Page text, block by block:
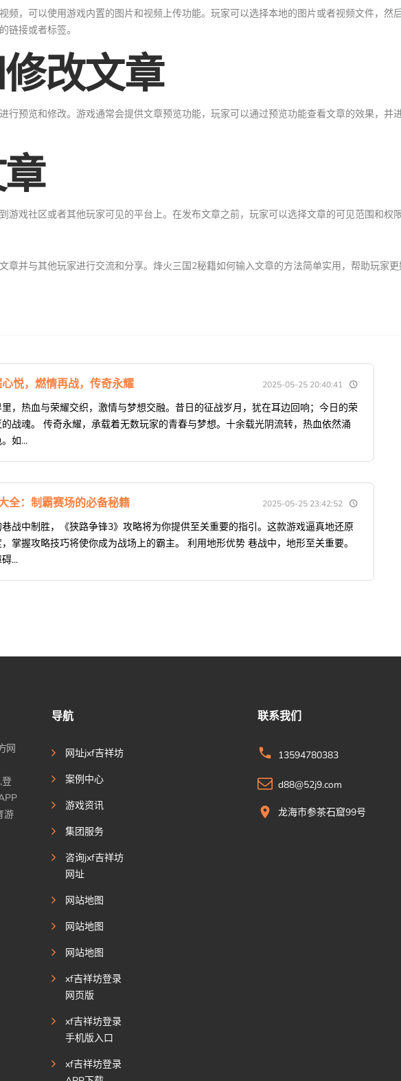
频，可以使用游戏内置的图片和视频上传功能。玩家可以选择本地的图片或者视频文件，然
链接或者标签。
改文章
行预览和修改。游戏通常会提供文章预览功能，玩家可以通过预览功能查看文章的效果，并
游戏社区或者其他玩家可见的平台上。在发布文章之前，玩家可以选择文章的可见范围和权
章并与其他玩家进行交流和分享。烽火三国2秘籍如何输入文章的方法简单实用，帮助玩家
悦，燃情再战，传奇永耀 2025-05-25 20:40:41
，热血与荣耀交织，激情与梦想交融。昔日的征战岁月，犹在耳边回响；今日的荣
战魂。 传奇永耀，承载着无数玩家的青春与梦想。十余载光阴流转，热血依然涌
如...
全：制霸赛场的必备秘籍 2025-05-25 23:42:52
战中制胜，《狭路争锋3》攻略将为你提供至关重要的指引。这款游戏逼真地还原
掌握攻略技巧将使你成为战场上的霸主。 利用地形优势 巷战中，地形至关重要。
...
网
游
导航
网址jxf吉祥坊
案例中心
游戏资讯
集团服务
咨询jxf吉祥坊
网址
网站地图
网站地图
网站地图
xf吉祥坊登录
网页版
xf吉祥坊登录
手机版入口
xf吉祥坊登录
联系我们
13594780383
d88@52j9.com
龙海市参茶石窟99号